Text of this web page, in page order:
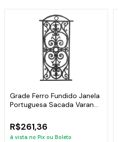
Grade Ferro Fundido Janela
Portuguesa Sacada Varanda
R$261,36
à vista no Pix ou Boleto